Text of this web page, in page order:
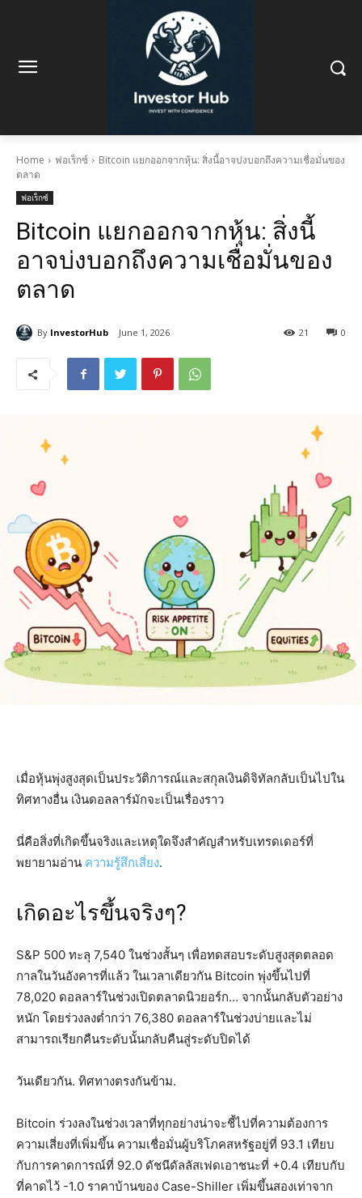
Home ฟอเร็กซ์
Bitcoin แยกออกจากหุ้น: สิ่งนี้อาจบ่งบอกถึงความเชื่อมั่นของ
ตลาด
ฟอเร็กซ์
Bitcoin แยกออกจากหุ้น: สิ่งนี้
อาจบ่งบอกถึงความเชื่อมั่นของ
ตลาด
By InvestorHub June 1, 2026 0
21
เมื่อหุ้นพุ่งสูงสุดเป็นประวัติการณ์และสกุลเงินดิจิทัลกลับเป็นไปใน
ทิศทางอื่น เงินดอลลาร์มักจะเป็นเรื่องราว
นี่คือสิ่งที่เกิดขึ้นจริงและเหตุใดจึงสำคัญสำหรับเทรดเดอร์ที่
พยายามอ่าน ความรู้สึกเสี่ยง.
เกิดอะไรขึ้นจริงๆ?
S&P 500 ทะลุ 7,540 ในช่วงสั้นๆ เพื่อทดสอบระดับสูงสุดตลอด
กาลในวันอังคารที่แล้ว ในเวลาเดียวกัน Bitcoin พุ่งขึ้นไปที่
78,020 ดอลลาร์ในช่วงเปิดตลาดนิวยอร์ก… จากนั้นกลับตัวอย่าง
หนัก โดยร่วงลงต่ำกว่า 76,380 ดอลลาร์ในช่วงบ่ายและไม่
สามารถเรียกคืนระดับนั้นกลับคืนสู่ระดับปิดได้
วันเดียวกัน. ทิศทางตรงกันข้าม.
Bitcoin ร่วงลงในช่วงเวลาที่ทุกอย่างน่าจะชี้ไปที่ความต้องการ
ความเสี่ยงที่เพิ่มขึ้น ความเชื่อมั่นผู้บริโภคสหรัฐอยู่ที่ 93.1 เทียบ
กับการคาดการณ์ที่ 92.0 ดัชนีดัลลัสเฟดเอาชนะที่ +0.4 เทียบกับ
ที่คาดไว้ -1.0 ราคาบ้านของ Case-Shiller เพิ่มขึ้นสองเท่าจาก